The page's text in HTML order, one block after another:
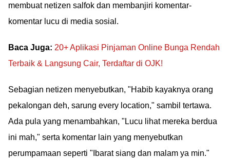
membuat netizen salfok dan membanjiri komentar-
komentar lucu di media sosial.
Baca Juga: 20+ Aplikasi Pinjaman Online Bunga Rendah
Terbaik & Langsung Cair, Terdaftar di OJK!
Sebagian netizen menyebutkan, "Habib kayaknya orang
pekalongan deh, sarung every location," sambil tertawa.
Ada pula yang menambahkan, "Lucu lihat mereka berdua
ini mah," serta komentar lain yang menyebutkan
perumpamaan seperti "Ibarat siang dan malam ya min."